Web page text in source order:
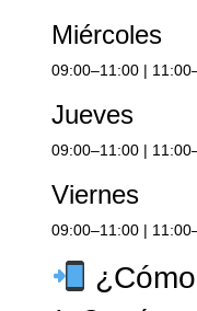
Miércoles
09:00–11:00 |
Jueves
09:00–11:00 |
Viernes
09:00–11:00 |